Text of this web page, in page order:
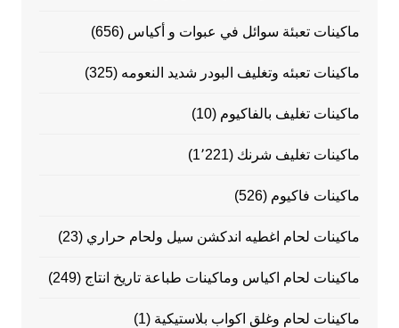
ماكينات تعبئة سوائل في عبوات و أكياس (656)
ماكينات تعبئه وتغليف البودر شديد النعومه (325)
ماكينات تغليف بالفاكيوم (10)
ماكينات تغليف شرنك (1٬221)
ماكينات فاكيوم (526)
ماكينات لحام اغطيه اندكشن سيل ولحام حراري (23)
ماكينات لحام اكياس وماكينات طباعة تاريخ انتاج (249)
ماكينات لحام وغلق اكواب بلاستيكية (1)